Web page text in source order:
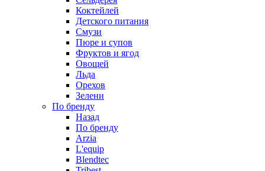
Коктейлей
Детского питания
Смузи
Пюре и супов
Фруктов и ягод
Овощей
Льда
Орехов
Зелени
По бренду
Назад
По бренду
Arzia
L'equip
Blendtec